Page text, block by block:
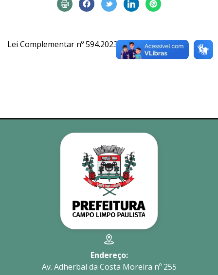
Lei Complementar nº 594.2023
Endereço:
Av. Adherbal da Costa Moreira nº 255